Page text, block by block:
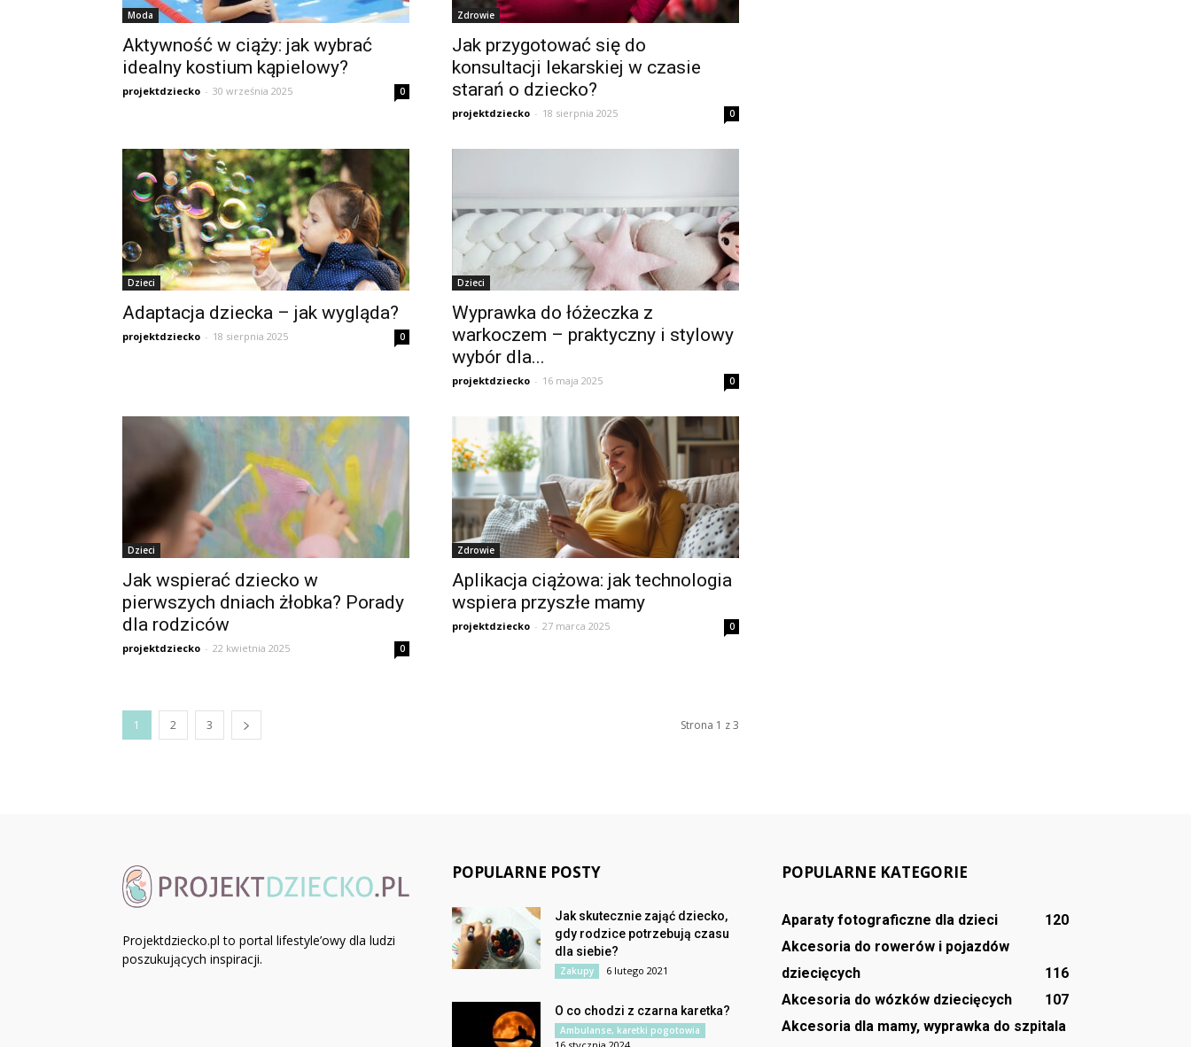
Moda
Aktywność w ciąży: jak wybrać
idealny kostium kąpielowy?
projektdziecko - 30 września 2025 0
Zdrowie
Jak przygotować się do
konsultacji lekarskiej w czasie
starań o dziecko?
projektdziecko - 18 sierpnia 2025 0
Dzieci
Adaptacja dziecka – jak wygląda?
projektdziecko - 18 sierpnia 2025 0
Dzieci
Wyprawka do łóżeczka z
warkoczem – praktyczny i stylowy
wybór dla...
projektdziecko - 16 maja 2025 0
Dzieci
Jak wspierać dziecko w
pierwszych dniach żłobka? Porady
dla rodziców
projektdziecko - 22 kwietnia 2025 0
Zdrowie
Aplikacja ciążowa: jak technologia
wspiera przyszłe mamy
projektdziecko - 27 marca 2025 0
1 2 3 Strona 1 z 3
Projektdziecko.pl to portal lifestyle’owy dla ludzi
poszukujących inspiracji.
POPULARNE POSTY
Jak skutecznie zająć dziecko,
gdy rodzice potrzebują czasu
dla siebie?
Zakupy 6 lutego 2021
O co chodzi z czarna karetka?
Ambulanse, karetki pogotowia
POPULARNE KATEGORIE
Aparaty fotograficzne dla dzieci
120
Akcesoria do rowerów i pojazdów
dziecięcych
116
Akcesoria do wózków dziecięcych
107
Akcesoria dla mamy, wyprawka do szpitala